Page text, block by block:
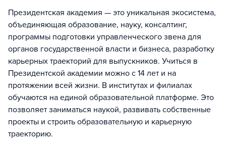
Президентская академия — это уникальная экосистема,
объединяющая образование, науку, консалтинг,
программы подготовки управленческого звена для
органов государственной власти и бизнеса, разработку
карьерных траекторий для выпускников. Учиться в
Президентской академии можно с 14 лет и на
протяжении всей жизни. В институтах и филиалах
обучаются на единой образовательной платформе. Это
позволяет заниматься наукой, развивать собственные
проекты и строить образовательную и карьерную
траекторию.